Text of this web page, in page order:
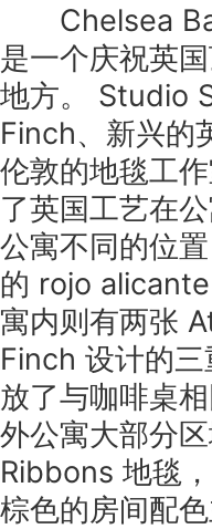
Chelsea
是一个庆祝英
地方。 Studio
Finch、新兴的
伦敦的地毯工
了英国工艺在
公寓不同的位
的 rojo
寓内则有两张
Finch 设计的
放了与咖啡桌
外公寓大部分
Ribbons 地毯
棕色的房间配色